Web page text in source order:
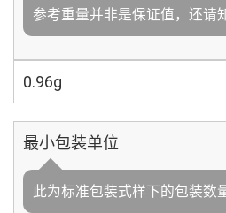
参考重量并非是保证值，还请
0.96g
最小包装单位
此为标准包装式样下的包装数